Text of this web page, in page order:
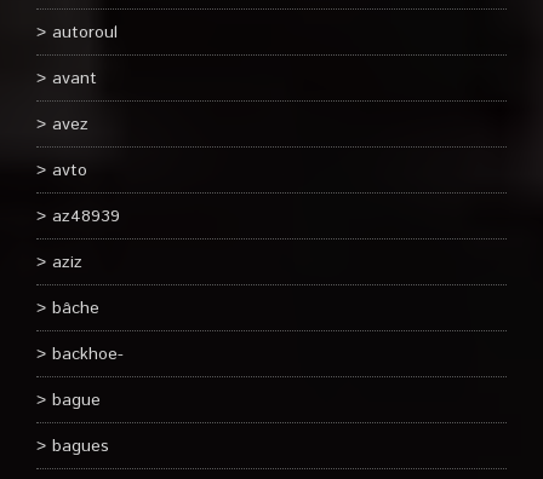
autoroul
avant
avez
avto
az48939
aziz
bâche
backhoe-
bague
bagues